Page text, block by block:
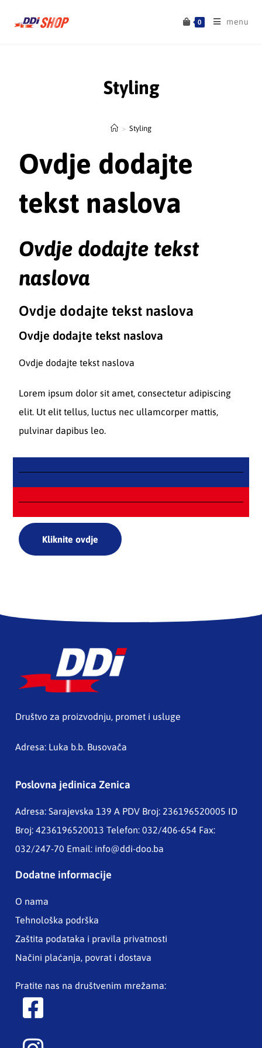
0 menu
Styling
> Styling
Ovdje dodajte
tekst naslova
Ovdje dodajte tekst
naslova
Ovdje dodajte tekst naslova
Ovdje dodajte tekst naslova
Ovdje dodajte tekst naslova
Lorem ipsum dolor sit amet, consectetur adipiscing
elit. Ut elit tellus, luctus nec ullamcorper mattis,
pulvinar dapibus leo.
Kliknite ovdje
Društvo za proizvodnju, promet i usluge
Adresa: Luka b.b. Busovača
Poslovna jedinica Zenica
Adresa: Sarajevska 139 A PDV Broj: 236196520005 ID
Broj: 4236196520013 Telefon: 032/406-654 Fax:
032/247-70 Email: info@ddi-doo.ba
Dodatne informacije
O nama
Tehnološka podrška
Zaštita podataka i pravila privatnosti
Načini plaćanja, povrat i dostava
Pratite nas na društvenim mrežama: